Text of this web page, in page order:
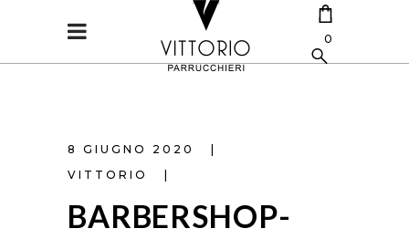
0
8 GIUGNO 2020
VITTORIO
BARBERSHOP-